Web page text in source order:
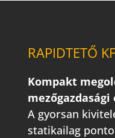
RAPIDTETŐ
Kompakt
A gyorsan
statikailag